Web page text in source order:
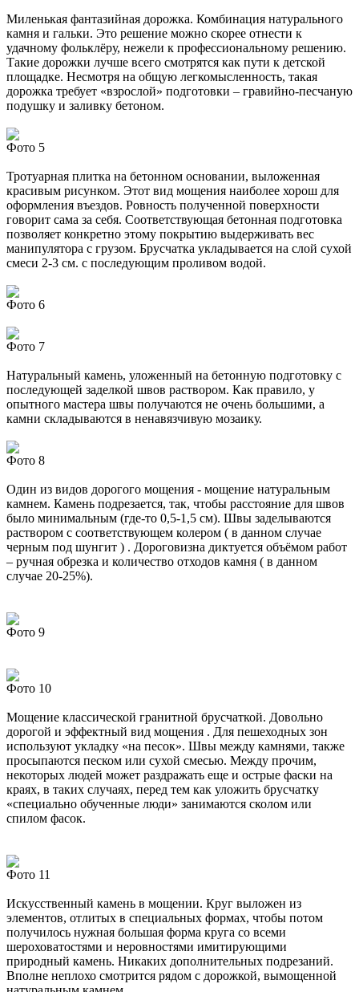
Миленькая фантазийная дорожка. Комбинация натурального
камня и гальки. Это решение можно скорее отнести к
удачному фольклёру, нежели к профессиональному решению.
Такие дорожки лучше всего смотрятся как пути к детской
площадке. Несмотря на общую легкомысленность, такая
дорожка требует «взрослой» подготовки – гравийно-песчаную
подушку и заливку бетоном.
Фото 5
Тротуарная плитка на бетонном основании, выложенная
красивым рисунком. Этот вид мощения наиболее хорош для
оформления въездов. Ровность полученной поверхности
говорит сама за себя. Соответствующая бетонная подготовка
позволяет конкретно этому покрытию выдерживать вес
манипулятора с грузом. Брусчатка укладывается на слой сухой
смеси 2-3 см. с последующим проливом водой.
Фото 6
Фото 7
Натуральный камень, уложенный на бетонную подготовку с
последующей заделкой швов раствором. Как правило, у
опытного мастера швы получаются не очень большими, а
камни складываются в ненавязчивую мозаику.
Фото 8
Один из видов дорогого мощения - мощение натуральным
камнем. Камень подрезается, так, чтобы расстояние для швов
было минимальным (где-то 0,5-1,5 см). Швы заделываются
раствором с соответствующем колером ( в данном случае
черным под шунгит ) . Дороговизна диктуется объёмом работ
– ручная обрезка и количество отходов камня ( в данном
случае 20-25%).
Фото 9
Фото 10
Мощение классической гранитной брусчаткой. Довольно
дорогой и эффектный вид мощения . Для пешеходных зон
используют укладку «на песок». Швы между камнями, также
просыпаются песком или сухой смесью. Между прочим,
некоторых людей может раздражать еще и острые фаски на
краях, в таких случаях, перед тем как уложить брусчатку
«специально обученные люди» занимаются сколом или
спилом фасок.
Фото 11
Искусственный камень в мощении. Круг выложен из
элементов, отлитых в специальных формах, чтобы потом
получилось нужная большая форма круга со всеми
шероховатостями и неровностями имитирующими
природный камень. Никаких дополнительных подрезаний.
Вполне неплохо смотрится рядом с дорожкой, вымощенной